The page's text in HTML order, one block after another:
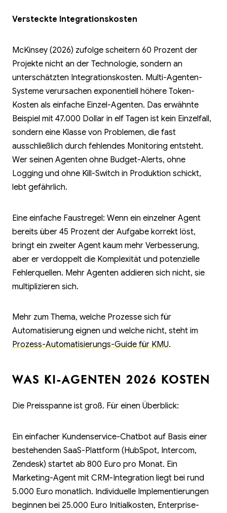
Versteckte Integrationskosten
McKinsey (2026) zufolge scheitern 60 Prozent der
Projekte nicht an der Technologie, sondern an
unterschätzten Integrationskosten. Multi-Agenten-
Systeme verursachen exponentiell höhere Token-
Kosten als einfache Einzel-Agenten. Das erwähnte
Beispiel mit 47.000 Dollar in elf Tagen ist kein Einzelfall,
sondern eine Klasse von Problemen, die fast
ausschließlich durch fehlendes Monitoring entsteht.
Wer seinen Agenten ohne Budget-Alerts, ohne
Logging und ohne Kill-Switch in Produktion schickt,
lebt gefährlich.
Eine einfache Faustregel: Wenn ein einzelner Agent
bereits über 45 Prozent der Aufgabe korrekt löst,
bringt ein zweiter Agent kaum mehr Verbesserung,
aber er verdoppelt die Komplexität und potenzielle
Fehlerquellen. Mehr Agenten addieren sich nicht, sie
multiplizieren sich.
Mehr zum Thema, welche Prozesse sich für
Automatisierung eignen und welche nicht, steht im
Prozess-Automatisierungs-Guide für KMU.
WAS KI-AGENTEN 2026 KOSTEN
Die Preisspanne ist groß. Für einen Überblick:
Ein einfacher Kundenservice-Chatbot auf Basis einer
bestehenden SaaS-Plattform (HubSpot, Intercom,
Zendesk) startet ab 800 Euro pro Monat. Ein
Marketing-Agent mit CRM-Integration liegt bei rund
5.000 Euro monatlich. Individuelle Implementierungen
beginnen bei 25.000 Euro Initialkosten, Enterprise-